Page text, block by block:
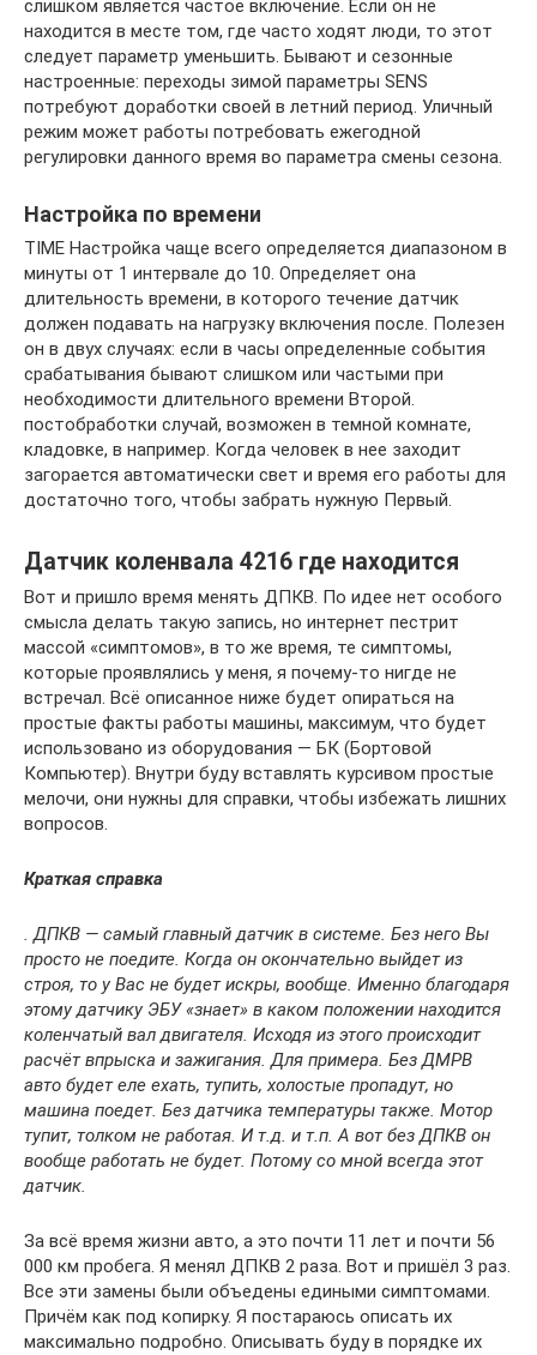
слишком является частое включение. Если он не
находится в месте том, где часто ходят люди, то этот
следует параметр уменьшить. Бывают и сезонные
настроенные: переходы зимой параметры SENS
потребуют доработки своей в летний период. Уличный
режим может работы потребовать ежегодной
регулировки данного время во параметра смены сезона.
Настройка по времени
TIME Настройка чаще всего определяется диапазоном в
минуты от 1 интервале до 10. Определяет она
длительность времени, в которого течение датчик
должен подавать на нагрузку включения после. Полезен
он в двух случаях: если в часы определенные события
срабатывания бывают слишком или частыми при
необходимости длительного времени Второй.
постобработки случай, возможен в темной комнате,
кладовке, в например. Когда человек в нее заходит
загорается автоматически свет и время его работы для
достаточно того, чтобы забрать нужную Первый.
Датчик коленвала 4216 где находится
Вот и пришло время менять ДПКВ. По идее нет особого
смысла делать такую запись, но интернет пестрит
массой «симптомов», в то же время, те симптомы,
которые проявлялись у меня, я почему-то нигде не
встречал. Всё описанное ниже будет опираться на
простые факты работы машины, максимум, что будет
использовано из оборудования — БК (Бортовой
Компьютер). Внутри буду вставлять курсивом простые
мелочи, они нужны для справки, чтобы избежать лишних
вопросов.
Краткая справка
. ДПКВ — самый главный датчик в системе. Без него Вы
просто не поедите. Когда он окончательно выйдет из
строя, то у Вас не будет искры, вообще. Именно благодаря
этому датчику ЭБУ «знает» в каком положении находится
коленчатый вал двигателя. Исходя из этого происходит
расчёт впрыска и зажигания. Для примера. Без ДМРВ
авто будет еле ехать, тупить, холостые пропадут, но
машина поедет. Без датчика температуры также. Мотор
тупит, толком не работая. И т.д. и т.п. А вот без ДПКВ он
вообще работать не будет. Потому со мной всегда этот
датчик.
За всё время жизни авто, а это почти 11 лет и почти 56
000 км пробега. Я менял ДПКВ 2 раза. Вот и пришёл 3 раз.
Все эти замены были объедены едиными симптомами.
Причём как под копирку. Я постараюсь описать их
максимально подробно. Описывать буду в порядке их